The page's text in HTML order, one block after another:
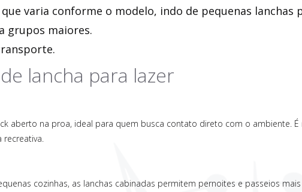
varia conforme o modelo, indo de pequenas lanchas
grupos maiores.
lancha para lazer
aberto na proa, ideal para quem busca contato direto com o ambiente. É
cozinhas, as lanchas cabinadas permitem pernoites e passeios